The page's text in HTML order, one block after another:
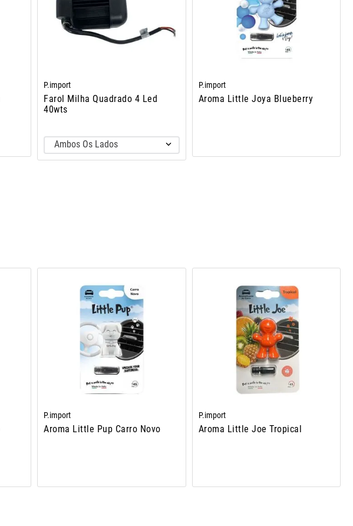
P.import
Farol Milha Quadrado 4 Led
40wts
Ambos Os Lados
P.import
Aroma Little Joya Blueberry
P.import
Aroma Little Pup Carro Novo
P.import
Aroma Little Joe Tropical